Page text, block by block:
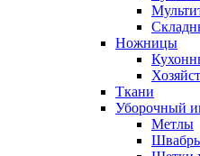
Ножницы
Ткани
Уборочный
Метлы